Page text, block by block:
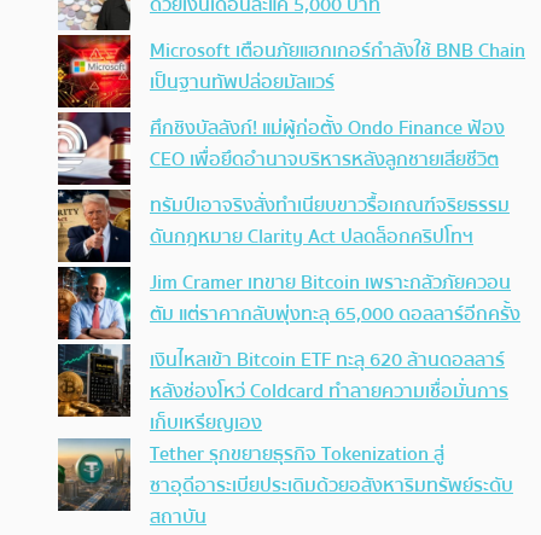
Microsoft เตือนภัยแฮกเกอร์กำลังใช้ BNB Chain
เป็นฐานทัพปล่อยมัลแวร์
ศึกชิงบัลลังก์! แม่ผู้ก่อตั้ง Ondo Finance ฟ้อง
CEO เพื่อยึดอำนาจบริหารหลังลูกชายเสียชีวิต
ทรัมป์เอาจริง สั่งทำเนียบขาวรื้อเกณฑ์จริยธรรม
ดันกฎหมาย Clarity Act ปลดล็อกคริปโทฯ
Jim Cramer เทขาย Bitcoin เพราะกลัวภัยควอน
ตัม แต่ราคากลับพุ่งทะลุ 65,000 ดอลลาร์อีกครั้ง
เงินไหลเข้า Bitcoin ETF ทะลุ 620 ล้านดอลลาร์
หลังช่องโหว่ Coldcard ทำลายความเชื่อมั่นการ
เก็บเหรียญเอง
Tether รุกขยายธุรกิจ Tokenization สู่
ซาอุดีอาระเบียประเดิมด้วยอสังหาริมทรัพย์ระดับ
สถาบัน